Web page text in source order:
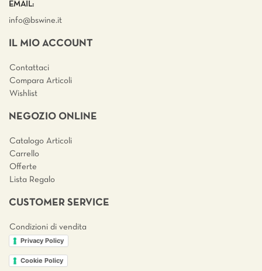
EMAIL:
info@bswine.it
IL MIO ACCOUNT
Contattaci
Compara Articoli
Wishlist
NEGOZIO ONLINE
Catalogo Articoli
Carrello
Offerte
Lista Regalo
CUSTOMER SERVICE
Condizioni di vendita
Privacy Policy
Cookie Policy